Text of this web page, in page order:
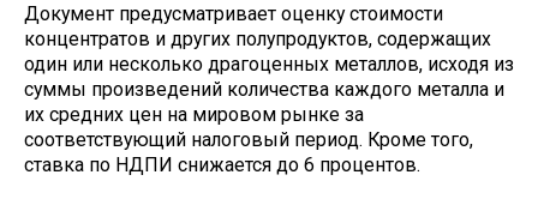
Документ предусматривает оценку стоимости
концентратов и других полупродуктов, содержащих
один или несколько драгоценных металлов, исходя из
суммы произведений количества каждого металла и
их средних цен на мировом рынке за
соответствующий налоговый период. Кроме того,
ставка по НДПИ снижается до 6 процентов.